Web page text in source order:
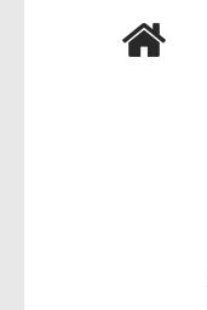
Contact